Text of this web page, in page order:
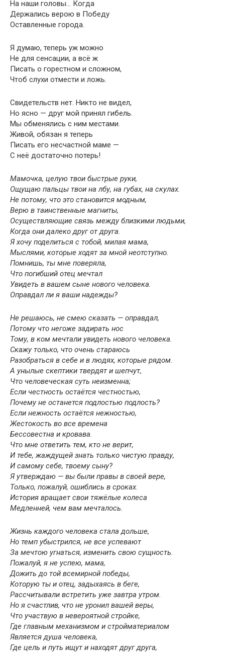
На наши головы… Когда
Держались верою в Победу
Оставленные города.
Я думаю, теперь уж можно
Не для сенсации, а всё ж
Писать о горестном и сложном,
Чтоб слухи отмести и ложь.
Свидетельств нет. Никто не видел,
Но ясно — друг мой принял гибель.
Мы обменялись с ним местами.
Живой, обязан я теперь
Писать его несчастной маме —
С неё достаточно потерь!
Мамочка, целую твои быстрые руки,
Ощущаю пальцы твои на лбу, на губах, на скулах.
Не потому, что это становится модным,
Верю в таинственные магниты,
Осуществляющие связь между близкими людьми,
Когда они далеко друг от друга.
Я хочу поделиться с тобой, милая мама,
Мыслями, которые ходят за мной неотступно.
Помнишь, ты мне поверяла,
Что погибший отец мечтал
Увидеть в вашем сыне нового человека.
Оправдал ли я ваши надежды?
Не решаюсь, не смею сказать — оправдал,
Потому что негоже задирать нос
Тому, в ком мечтали увидеть нового человека.
Скажу только, что очень стараюсь
Разобраться в себе и в людях, которые рядом.
А унылые скептики твердят и шепчут,
Что человеческая суть неизменна;
Если честность остаётся честностью,
Почему не останется подлостью подлость?
Если нежность остаётся нежностью,
Жестокость во все времена
Бессовестна и кровава.
Что мне ответить тем, кто не верит,
И тебе, жаждущей знать только чистую правду,
И самому себе, твоему сыну?
Я утверждаю — вы были правы в своей вере,
Только, пожалуй, ошиблись в сроках.
История вращает свои тяжёлые колеса
Медленней, чем вам мечталось.
Жизнь каждого человека стала дольше,
Но темп убыстрился, не все успевают
За мечтою угнаться, изменить свою сущность.
Пожалуй, я не успею, мама,
Дожить до той всемирной победы,
Которую ты и отец, задыхаясь в беге,
Рассчитывали встретить уже завтра утром.
Но я счастлив, что не уронил вашей веры,
Что участвую в невероятной стройке,
Где главным механизмом и стройматериалом
Является душа человека,
Где цель и путь ищут и находят друг друга,